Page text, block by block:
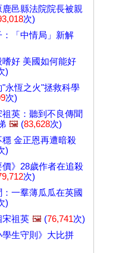
鹿邑縣法院院長被親
次)
：「中情局」新解
嗜好 美國如何能好
)
"永恆之火"拯救科學
次)
英：聽到不良傳聞
🖼️ (83,628次)
穩 金正恩再遭暗殺
)
價》28歲作者在追殺
次)
一羣薄瓜瓜在英國
)
宋祖英 🖼️ (76,741次)
學生守則》大比拼